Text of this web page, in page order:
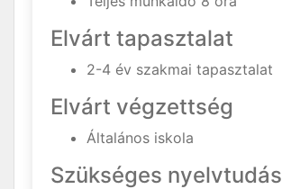
Elvárt tapasztalat
2-4 év szakmai tapasztalat
Elvárt végzettség
Általános iskola
Szükséges nyelvtudás